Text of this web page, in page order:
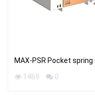
MAX-PSR Pocket
1469
0